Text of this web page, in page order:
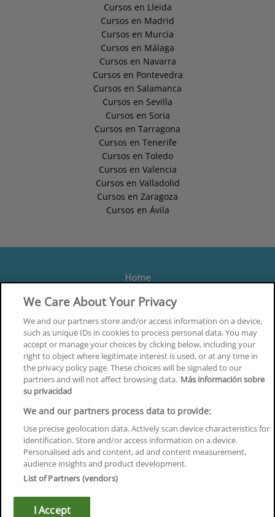
Cursos en Lleida
Cursos en Madrid
Cursos en Murcia
Cursos en Málaga
Cursos en Navarra
Cursos en Pontevedra
Cursos en Salamanca
Cursos en Sevilla
Cursos en Soria
Cursos en Tarragona
Cursos en Tenerife
Cursos en Toledo
Cursos en Valencia
Cursos en Valladolid
Cursos en Zaragoza
Cursos en Ávila
Home
Formación
Centros
Orientación
Quiénes somos
Contacta
Política de Privacidad
Política de Cookies
Canal Ético
¡Síguenos!
We Care About Your Privacy
We and our partners store and/or access information on a device,
such as unique IDs in cookies to process personal data. You may
accept or manage your choices by clicking below, including your
right to object where legitimate interest is used, or at any time in
the privacy policy page. These choices will be signaled to our
partners and will not affect browsing data. Más información sobre
su privacidad
We and our partners process data to provide:
Use precise geolocation data. Actively scan device characteristics for
identification. Store and/or access information on a device.
Personalised ads and content, ad and content measurement,
audience insights and product development.
List of Partners (vendors)
I Accept